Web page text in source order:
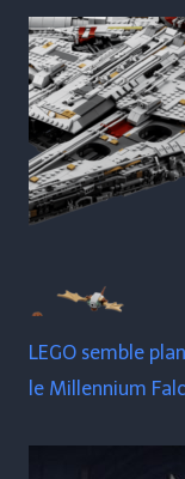
LEGO semble
le Millennium